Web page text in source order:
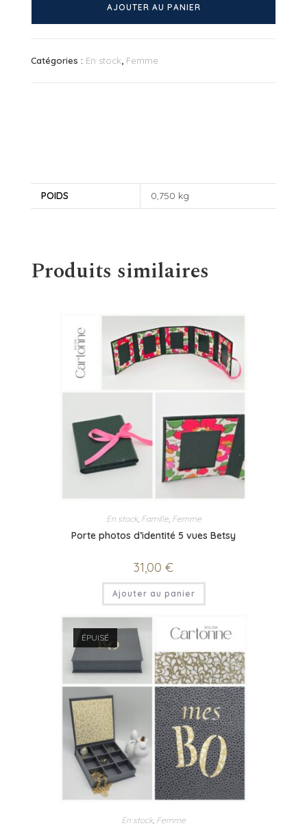
Coffret
boucles
AJOUTER AU PANIER
Catégories : En stock Femme
POIDS 0,750 kg
Produits similaires
En stock, Famille, Femme
Porte photos d’identité 5 vues Betsy
31,00 €
Ajouter au panier
ÉPUISÉ
En stock, Femme